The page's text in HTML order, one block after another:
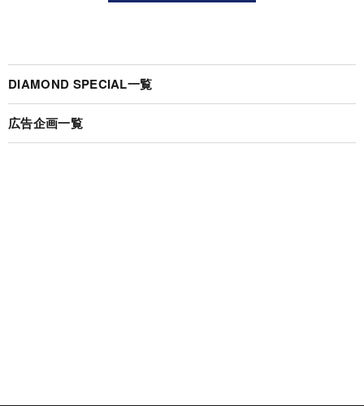
DIAMOND SPECIAL一覧
広告企画一覧